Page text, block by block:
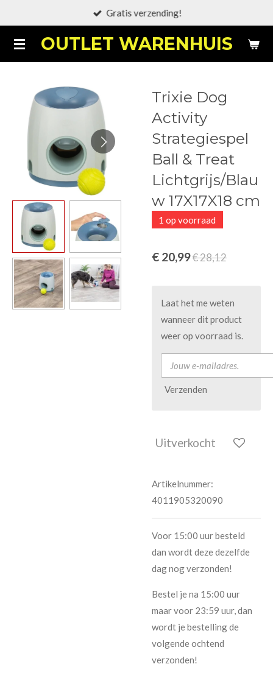
naar
de
OUTLET WARENHUIS
Gratis verzending!
Trixie Dog
Activity
Strategiespel
Ball & Treat
Lichtgrijs/Blau
w 17X17X18 cm
1 op voorraad
€ 20,99€ 28,12
Laat het me weten
wanneer dit product
weer op voorraad is.
Verzenden
Uitverkocht
Artikelnummer:
4011905320090
Voor 15:00 uur besteld
dan wordt deze dezelfde
dag nog verzonden!
Bestel je na 15:00 uur
maar voor 23:59 uur, dan
wordt je bestelling de
volgende ochtend
verzonden!